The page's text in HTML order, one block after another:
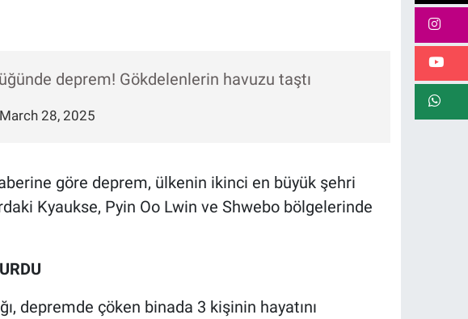
deprem! Gökdelenlerin havuzu taştı
March 28, 2025
göre deprem, ülkenin ikinci en büyük şehri
Kyaukse, Pyin Oo Lwin ve Shwebo bölgelerinde
depremde çöken binada 3 kişinin hayatını